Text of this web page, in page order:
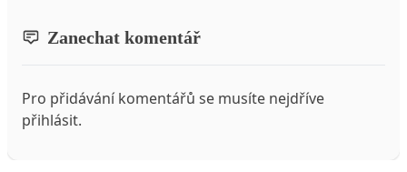
Zanechat komentář
Pro přidávání komentářů se musíte nejdříve
přihlásit.